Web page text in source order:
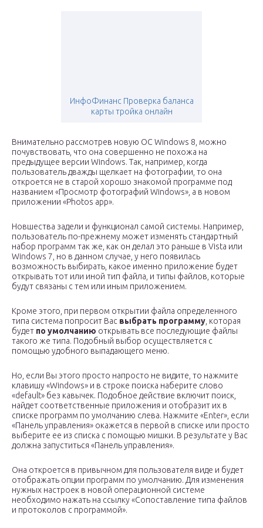
ИнфоФинанс Проверка баланса
карты тройка онлайн
Внимательно рассмотрев новую ОС Windows 8, можно
почувствовать, что она совершенно не похожа на
предыдущее версии Windows. Так, например, когда
пользователь дважды щелкает на фотографии, то она
откроется не в старой хорошо знакомой программе под
названием «Просмотр фотографий Windows», а в новом
приложении «Photos app».
Новшества задели и функционал самой системы. Например,
пользователь по-прежнему может изменять стандартный
набор программ так же, как он делал это раньше в Vista или
Windows 7, но в данном случае, у него появилась
возможность выбирать, какое именно приложение будет
открывать тот или иной тип файла, и типы файлов, которые
будут связаны с тем или иным приложением.
Кроме этого, при первом открытии файла определенного
типа система попросит Вас выбрать программу , которая
будет по умолчанию открывать все последующие файлы
такого же типа. Подобный выбор осуществляется с
помощью удобного выпадающего меню.
Но, если Вы этого просто напросто не видите, то нажмите
клавишу «Windows» и в строке поиска наберите слово
«default» без кавычек. Подобное действие включит поиск,
найдет соответственные приложения и отобразит их в
списке программ по умолчанию слева. Нажмите «Enter», если
«Панель управления» окажется в первой в списке или просто
выберите ее из списка с помощью мишки. В результате у Вас
должна запуститься «Панель управления».
Она откроется в привычном для пользователя виде и будет
отображать опции программ по умолчанию. Для изменения
нужных настроек в новой операционной системе
необходимо нажать на ссылку «Сопоставление типа файлов
и протоколов с программой».